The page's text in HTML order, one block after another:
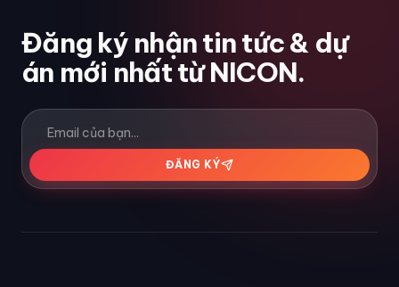
Đăng ký nhận tin tức & dự
án mới nhất từ NICON.
ĐĂNG KÝ